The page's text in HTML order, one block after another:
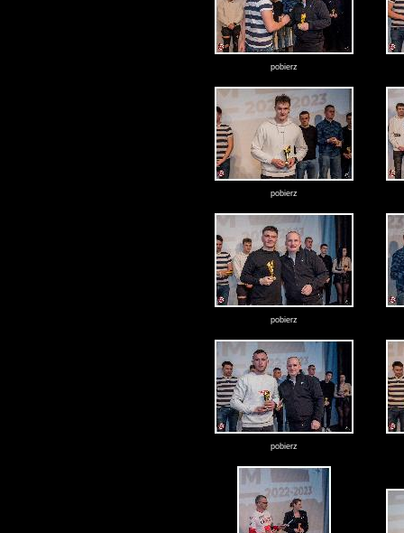
pobierz
pobierz
pobierz
pobierz